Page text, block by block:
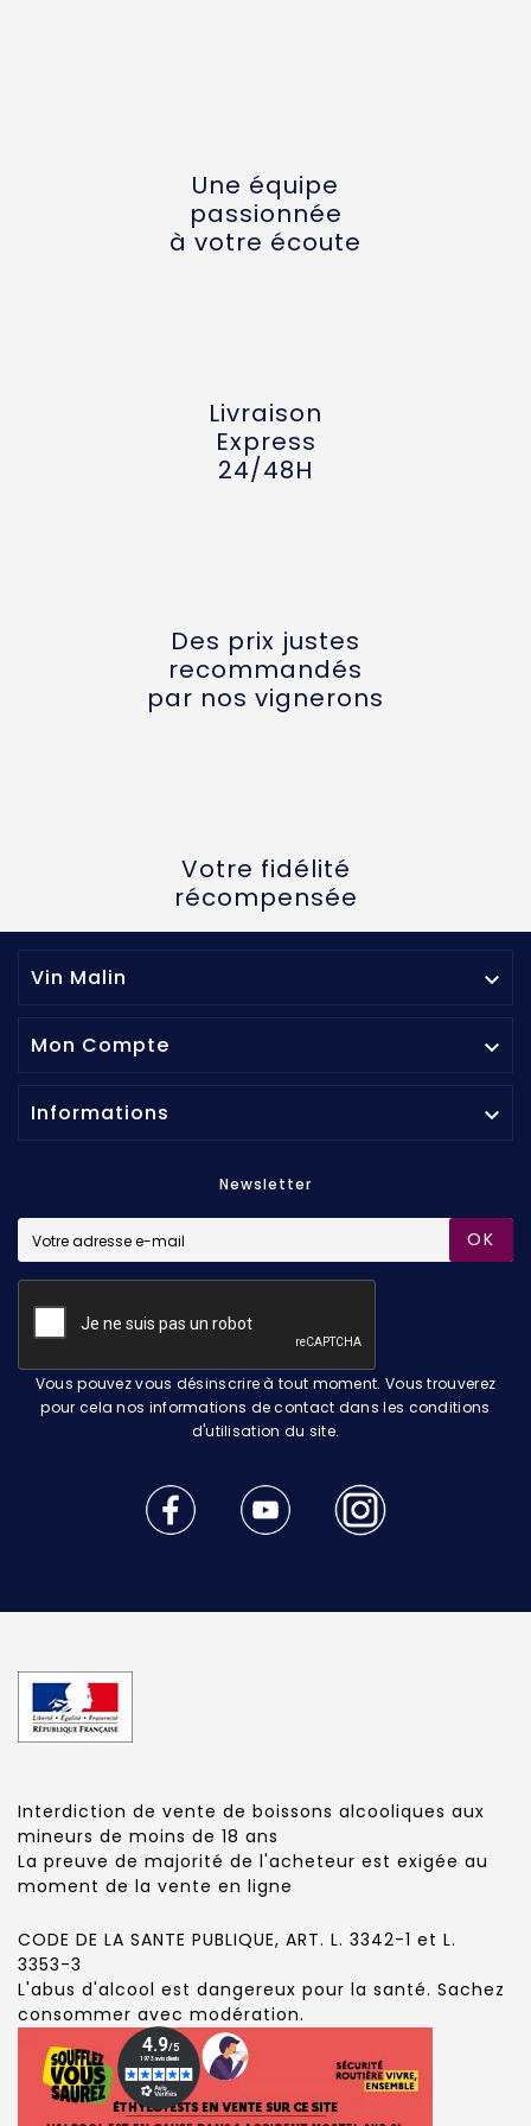
Une équipe
passionnée
à votre écoute
Livraison
Express
24/48H
Des prix justes
recommandés
par nos vignerons
Votre fidélité
récompensée
Vin Malin 
Mon Compte 
Informations 
Newsletter
OK
Vous pouvez vous désinscrire à tout moment. Vous trouverez
pour cela nos informations de contact dans les conditions
d'utilisation du site.
Interdiction de vente de boissons alcooliques aux
mineurs de moins de 18 ans
La preuve de majorité de l'acheteur est exigée au
moment de la vente en ligne
CODE DE LA SANTE PUBLIQUE, ART. L. 3342-1 et L.
3353-3
L'abus d'alcool est dangereux pour la santé. Sachez
consommer avec modération.